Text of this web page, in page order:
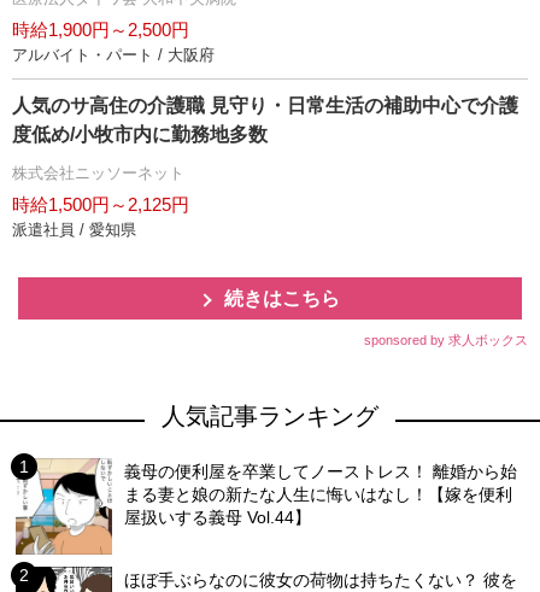
時給1,900円～2,500円
アルバイト・パート / 大阪府
人気のサ高住の介護職 見守り・日常生活の補助中心で介護
度低め/小牧市内に勤務地多数
株式会社ニッソーネット
時給1,500円～2,125円
派遣社員 / 愛知県
続きはこちら
sponsored by 求人ボックス
人気記事ランキング
義母の便利屋を卒業してノーストレス！ 離婚から始
まる妻と娘の新たな人生に悔いはなし！【嫁を便利
屋扱いする義母 Vol.44】
ほぼ手ぶらなのに彼女の荷物は持ちたくない？ 彼を